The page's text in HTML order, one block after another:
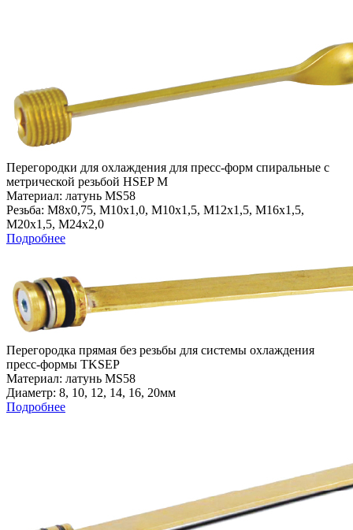
Перегородки для охлаждения для пресс-форм спиральные с
метрической резьбой HSEP M
Материал: латунь MS58
Резьба: M8x0,75, M10x1,0, M10x1,5, M12x1,5, M16x1,5,
M20x1,5, M24x2,0
Подробнее
Перегородка прямая без резьбы для системы охлаждения
пресс-формы TKSEP
Материал: латунь MS58
Диаметр: 8, 10, 12, 14, 16, 20мм
Подробнее